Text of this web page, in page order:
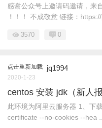
感谢公众号上邀请码邀请，来
！！！ 不成敬意 链接：https://
3570 0
点击重新加载 jq1994
2020-1-23
centos 安装 jdk（新人报
此环境为阿里云服务器 1、下
certificate --no-cookies --hea ...